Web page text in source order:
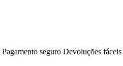
Pagamento seguro Devoluções fáceis